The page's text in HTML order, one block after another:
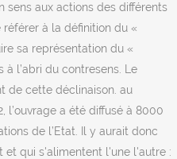
sens aux actions des différents
référer à la définition du «
sa représentation du «
l’abri du contresens. Le
de cette déclinaison. au
l’ouvrage a été diffusé à 8000
de l’Etat. Il y aurait donc
et qui s'alimentent l'une l'autre :